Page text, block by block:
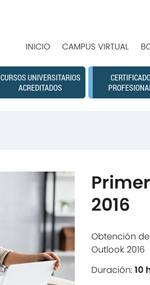
INICIO CAMPUS VIRTUAL
CURSOS UNIVERSITARIOS
ACREDITADOS
2016
Obtención
Outlook 2016
Duración:10